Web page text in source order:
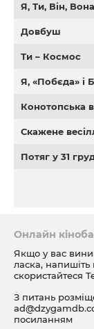
Я, Ти, Він, Вона
Довбуш
Ти – Космос
Я, «Побєда» і
Конотопська
Скажене
Потяг у 31
Онлайн
Якщо у вас
ласка, напишіть
скористайтеся
З питань
посиланням